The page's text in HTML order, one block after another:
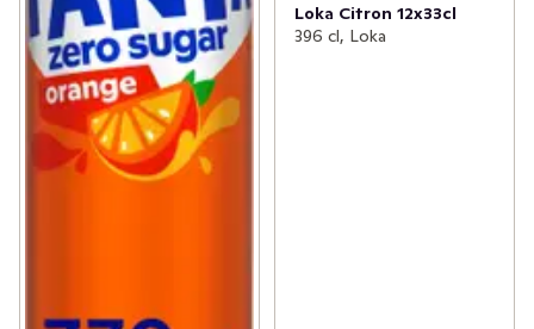
Loka Citron 12x33cl
396 cl, Loka